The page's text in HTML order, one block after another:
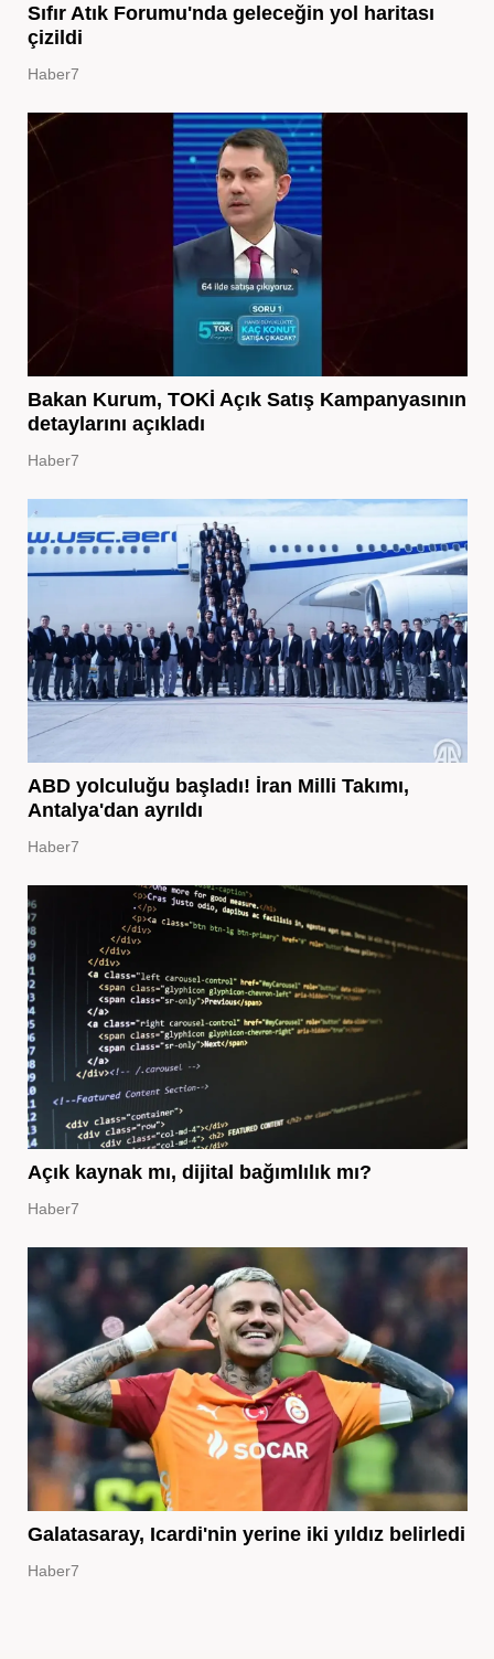
Sıfır Atık Forumu'nda geleceğin yol haritası
çizildi
Haber7
Bakan Kurum, TOKİ Açık Satış Kampanyasının
detaylarını açıkladı
Haber7
ABD yolculuğu başladı! İran Milli Takımı,
Antalya'dan ayrıldı
Haber7
Açık kaynak mı, dijital bağımlılık mı?
Haber7
Galatasaray, Icardi'nin yerine iki yıldız belirledi
Haber7